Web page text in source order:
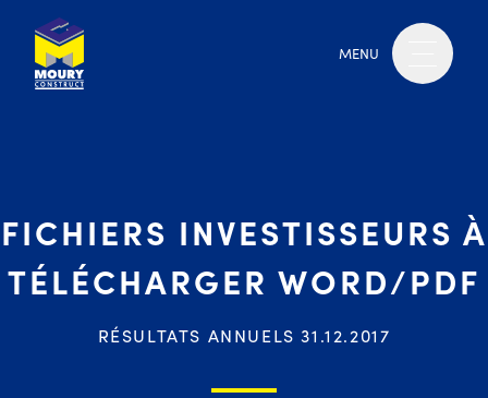
MENU
FICHIERS INVESTISSEURS À
TÉLÉCHARGER WORD/PDF
RÉSULTATS ANNUELS 31.12.2017